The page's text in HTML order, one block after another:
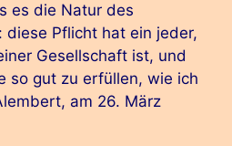
es die Natur des
diese Pflicht hat ein jeder,
Gesellschaft ist, und
so gut zu erfüllen, wie ich
am 26. März